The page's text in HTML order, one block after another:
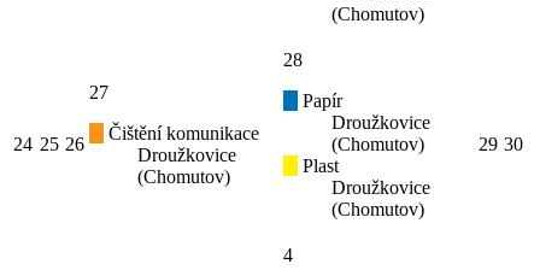
(Chomutov)
24 25 26
27
Čištění komunikace
Droužkovice
(Chomutov)
28
Papír
Droužkovice
(Chomutov)
Plast
Droužkovice
(Chomutov)
29 30
4